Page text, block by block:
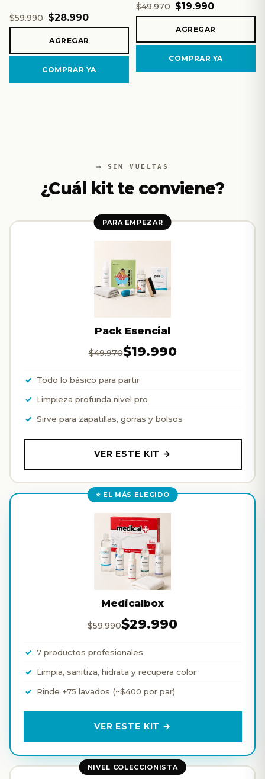
$59.990 $28.990
AGREGAR
COMPRAR YA
$49.970 $19.990
AGREGAR
COMPRAR YA
SIN VUELTAS
¿Cuál kit te conviene?
PARA EMPEZAR
Pack Esencial
$49.970$19.990
Todo lo básico para partir
Limpieza profunda nivel pro
Sirve para zapatillas, gorras y bolsos
VER ESTE KIT →
⭐ EL MÁS ELEGIDO
Medicalbox
$59.990$29.990
7 productos profesionales
Limpia, sanitiza, hidrata y recupera color
Rinde +75 lavados (~$400 por par)
VER ESTE KIT →
NIVEL COLECCIONISTA